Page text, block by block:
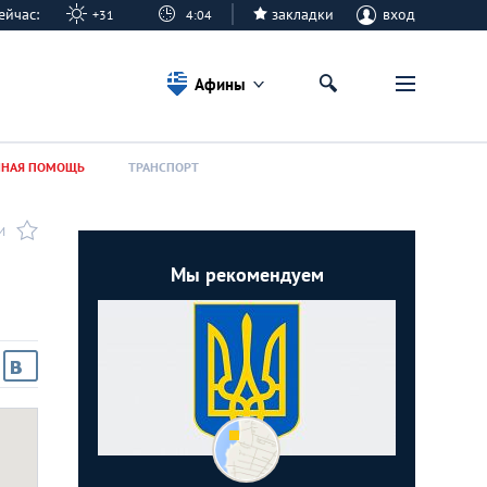
+31 4:04 закладки вход
Афины
ПОМОЩЬ ТРАНСПОРТ
Мы рекомендуем